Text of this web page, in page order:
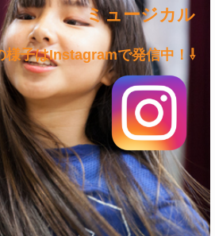
ミュージカル
様子はInstagramで発信中！⇩